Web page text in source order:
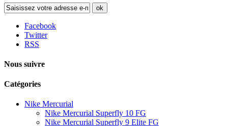
ok
Facebook
Twitter
RSS
Nous suivre
Catégories
Nike Mercurial
Nike Mercurial Superfly 10 FG
Nike Mercurial Superfly 9 Elite FG